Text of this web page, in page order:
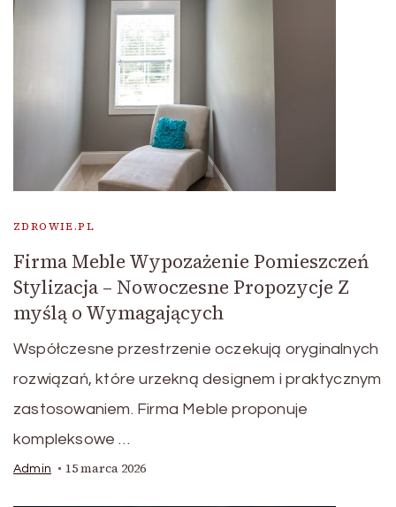
ZDROWIE.PL
Firma Meble Wypozażenie Pomieszczeń
Stylizacja – Nowoczesne Propozycje Z
myślą o Wymagających
Współczesne przestrzenie oczekują oryginalnych
rozwiązań, które urzekną designem i praktycznym
zastosowaniem. Firma Meble proponuje
kompleksowe …
Admin 15 marca 2026